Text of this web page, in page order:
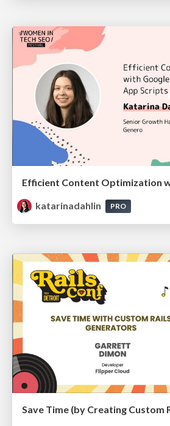
katarinadahlin
PRO
Save Time (by Creating Custom